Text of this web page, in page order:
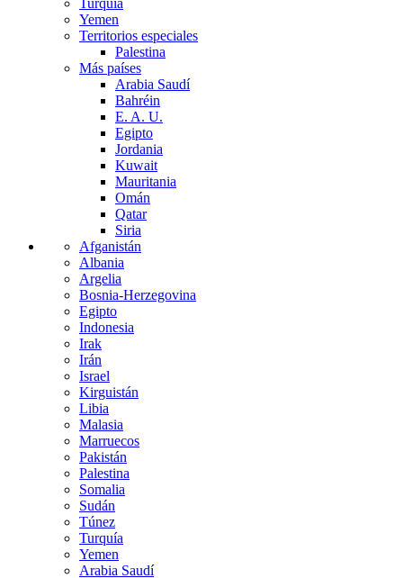
Yemen
Territorios especiales
Palestina
Más países
Arabia Saudí
Bahréin
E. A. U.
Egipto
Jordania
Kuwait
Mauritania
Omán
Qatar
Siria
Afganistán
Albania
Argelia
Bosnia-Herzegovina
Egipto
Indonesia
Irak
Irán
Israel
Kirguistán
Libia
Malasia
Marruecos
Pakistán
Palestina
Somalia
Sudán
Túnez
Turquía
Yemen
Arabia Saudí